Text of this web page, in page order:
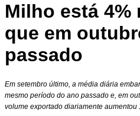
Milho está 4%
que em
passado
Em setembro último, a média diária
mesmo período do ano passado e, em
volume exportado diariamente aumentou